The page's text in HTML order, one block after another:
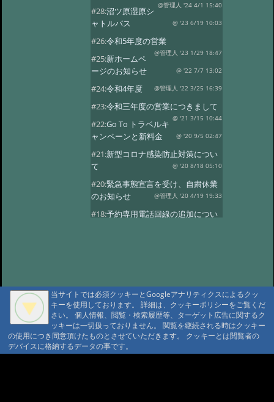
@管理人 '24 4/1 15:40
#28:沼ツ原湿原シ
ャトルバス
@ '23 6/19 10:03
#26:令和5年度の営業
@管理人 '23 1/29 18:47
#25:新ホームペ
ージのお知らせ
@ '22 7/7 13:02
#24:令和4年度 @管理人 '22 3/25 16:39
#23:令和三年度の営業につきまして
@ '21 3/15 10:44
#22:Go To トラベルキ
ャンペーンと新料金
@ '20 9/5 02:47
#21:新型コロナ感染防止対策につい
て
@ '20 8/18 05:10
#20:緊急事態宣言を受け、自粛休業
のお知らせ
@管理人 '20 4/19 19:33
#18:予約専用電話回線の追加につい
#13:ご計画の方に @ '18 7/23 00:55
#12: 4月中頃営業はじめます
@ '18 3/17 00:44
#11:今年の小屋締め、
冬期休業
当サイトでは必須クッキーとGoogleアナリティクスによるクッ
キーを使用しております。 詳細は、クッキーポリシーをご覧くだ
さい。 個人情報、閲覧・検索履歴等、ターゲット広告に関するク
ッキーは一切扱っておりません。 閲覧を継続される時はクッキー
の使用につき同意頂けたものとさせていただきます。 クッキーとは閲覧者の
デバイスに格納するデータの事です。